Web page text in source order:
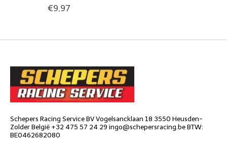
€9,97
Schepers Racing Service BV Vogelsancklaan 18 3550 Heusden-
Zolder België +32 475 57 24 29 ingo@schepersracing.beBTW:
BE0462682080